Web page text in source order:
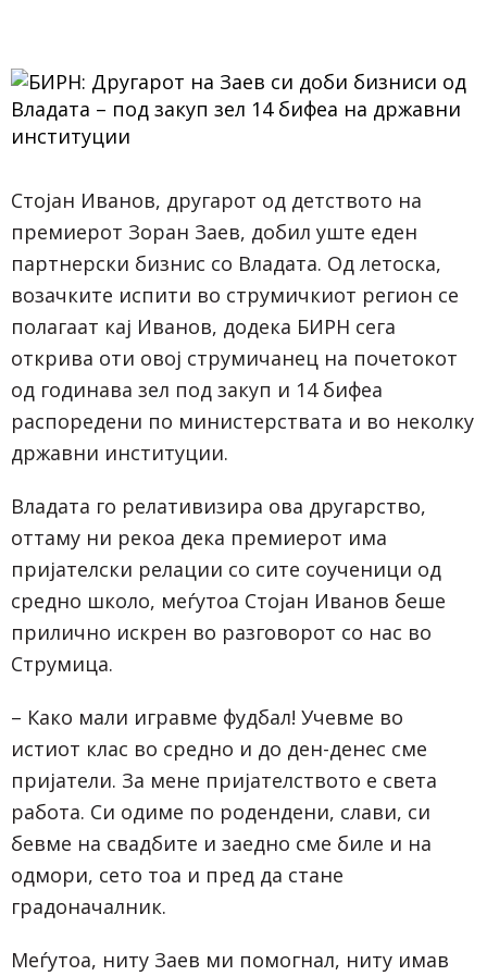
Стојан Иванов, другарот од детството на
премиерот Зоран Заев, добил уште еден
партнерски бизнис со Владата. Од летоска,
возачките испити во струмичкиот регион се
полагаат кај Иванов, додека БИРН сега
открива оти овој струмичанец на почетокот
од годинава зел под закуп и 14 бифеа
распоредени по министерствата и во неколку
државни институции.
Владата го релативизира ова другарство,
оттаму ни рекоа дека премиерот има
пријателски релации со сите соученици од
средно школо, меѓутоа Стојан Иванов беше
прилично искрен во разговорот со нас во
Струмица.
– Како мали игравме фудбал! Учевме во
истиот клас во средно и до ден-денес сме
пријатели. За мене пријателството е света
работа. Си одиме по родендени, слави, си
бевме на свадбите и заедно сме биле и на
одмори, сето тоа и пред да стане
градоначалник.
Меѓутоа, ниту Заев ми помогнал, ниту имав